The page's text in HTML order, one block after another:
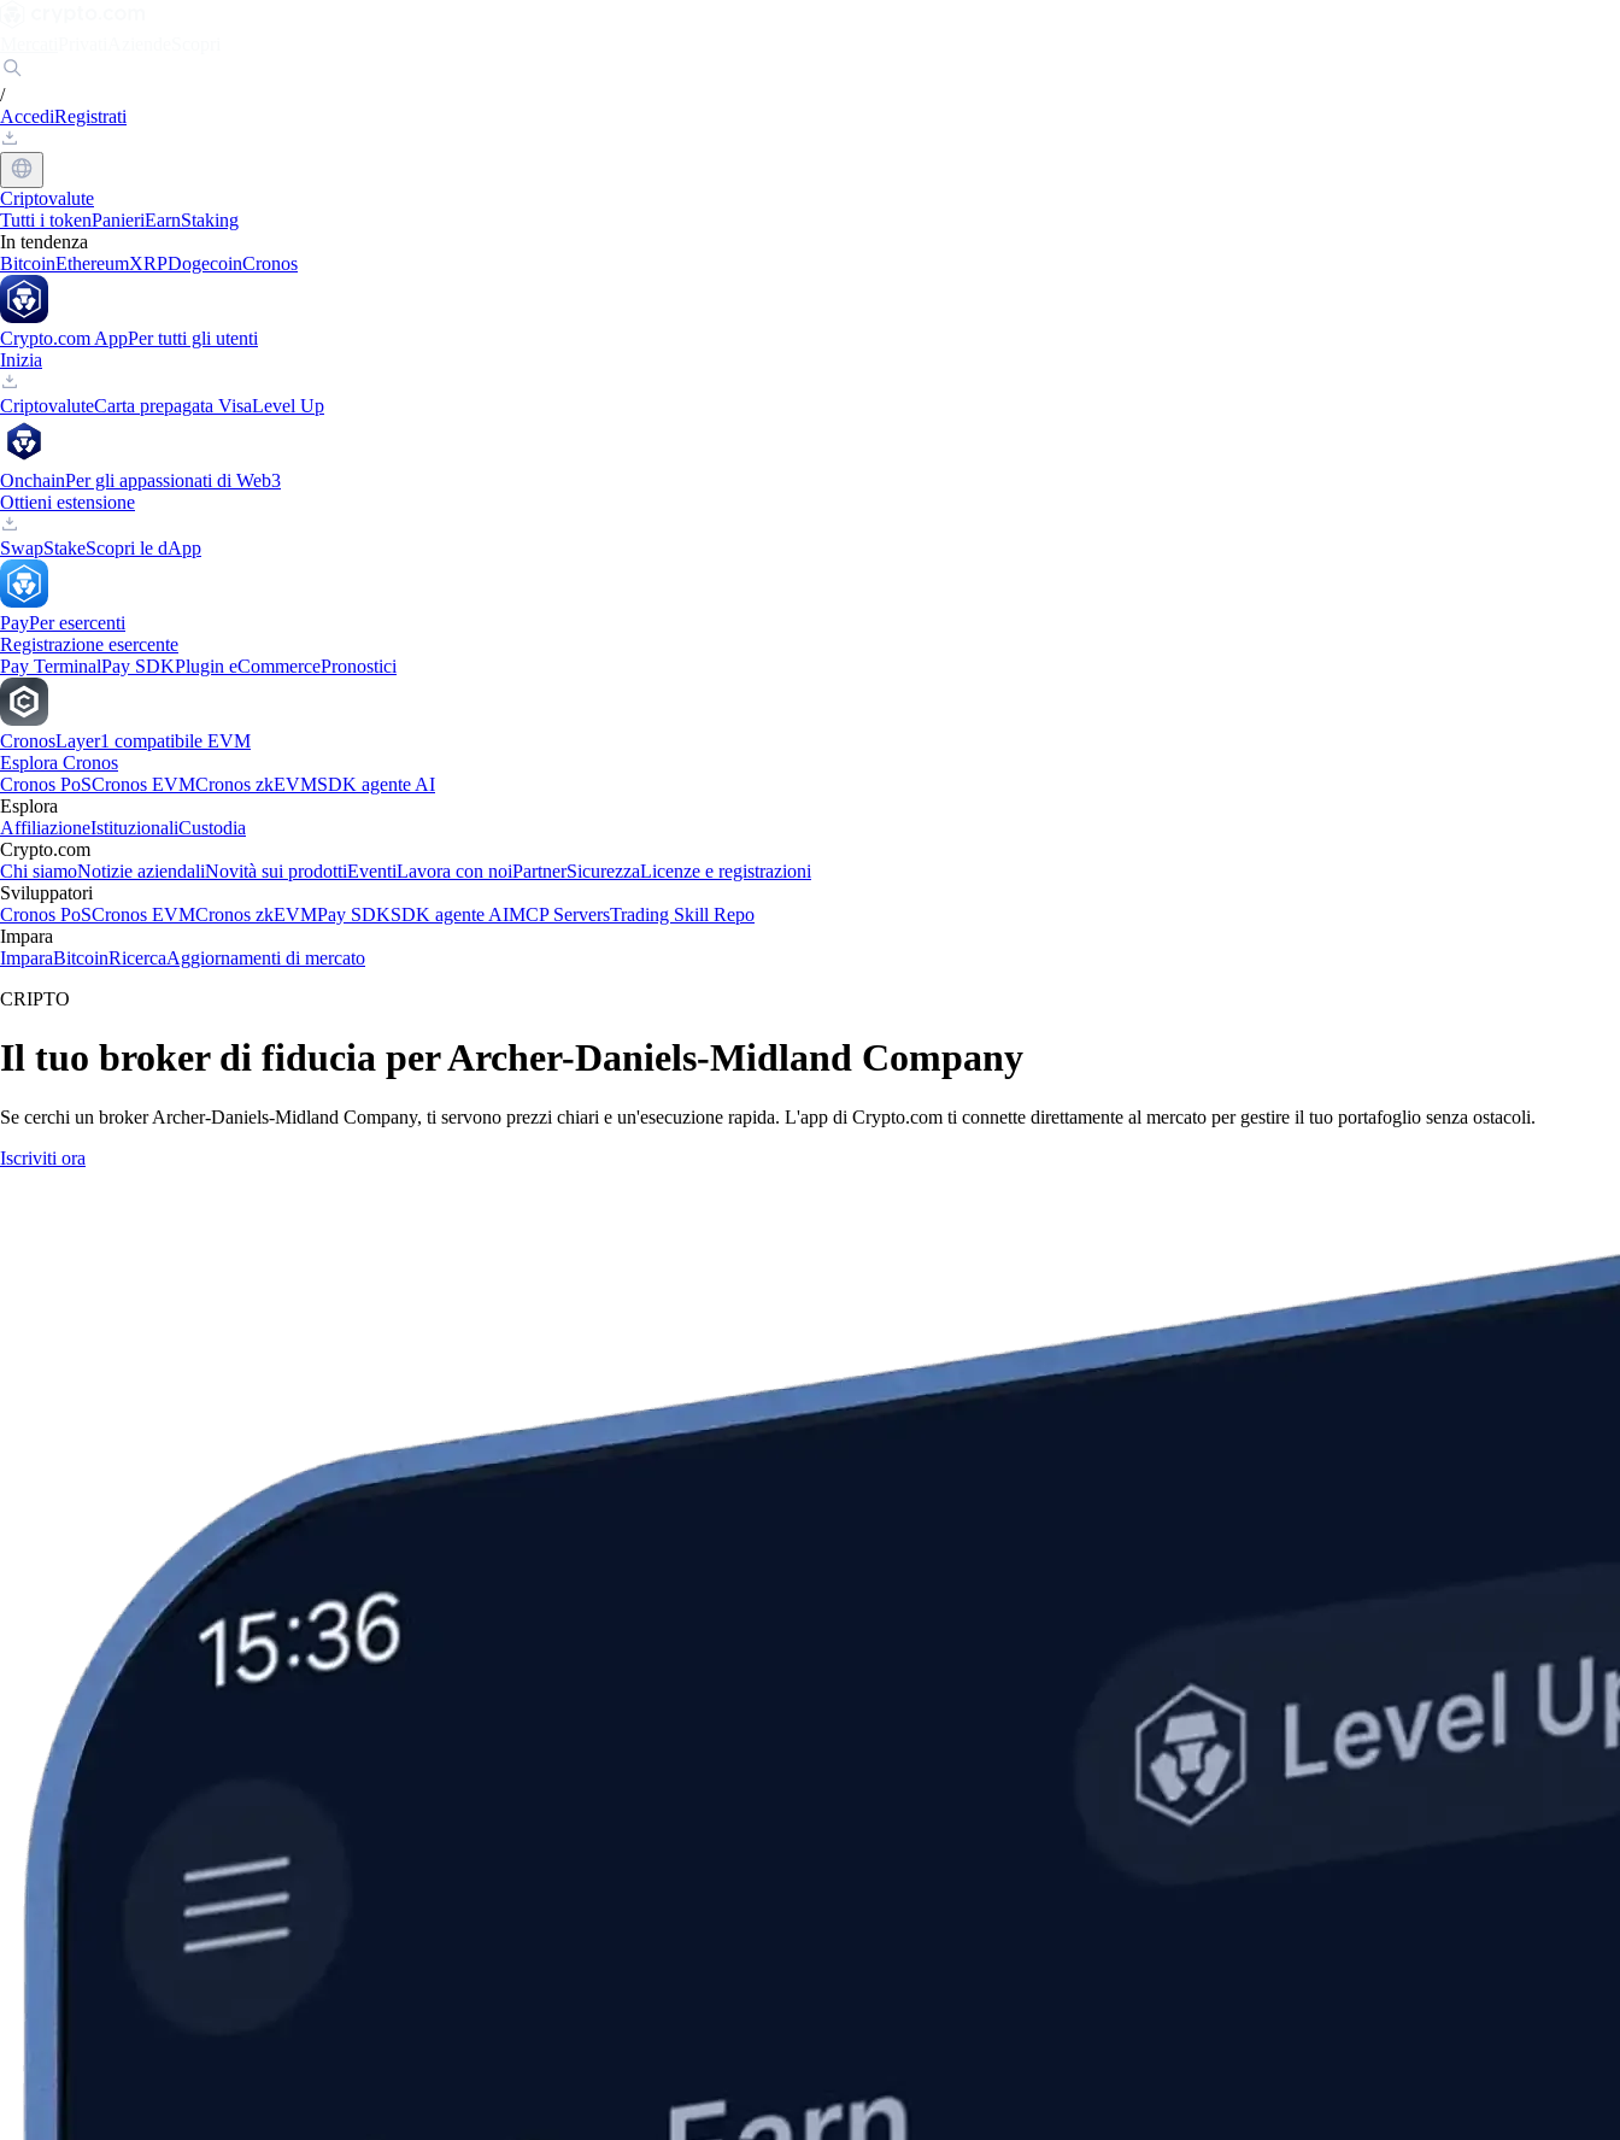
/
AccediRegistrati
Criptovalute
Tutti i tokenPanieriEarnStaking
In tendenza
BitcoinEthereumXRPDogecoinCronos
Crypto.com AppPer tutti gli utenti
Inizia
CriptovaluteCarta prepagata VisaLevel Up
OnchainPer gli appassionati di Web3
Ottieni estensione
SwapStakeScopri le dApp
PayPer esercenti
Registrazione esercente
Pay TerminalPay SDKPlugin eCommercePronostici
CronosLayer1 compatibile EVM
Esplora Cronos
Cronos PoSCronos EVMCronos zkEVMSDK agente AI
Esplora
AffiliazioneIstituzionaliCustodia
Crypto.com
Chi siamoNotizie aziendaliNovità sui prodottiEventiLavora con noiPartnerSicurezzaLicenze e registrazioni
Sviluppatori
Cronos PoSCronos EVMCronos zkEVMPay SDKSDK agente AIMCP ServersTrading Skill Repo
Impara
ImparaBitcoinRicercaAggiornamenti di mercato
CRIPTO
Il tuo broker di fiducia per Archer-Daniels-Midland Company
Se cerchi un broker Archer-Daniels-Midland Company, ti servono prezzi chiari e un'esecuzione rapida. L'app di Crypto.com ti connette direttamente al mercato per gestire il tuo portafoglio senza ostacoli.
Iscriviti ora